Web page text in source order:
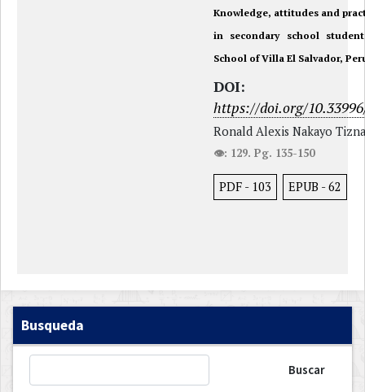
Knowledge, attitudes and
in secondary school
School of Villa El Salvador,
DOI:
https://doi.org/
Ronald Alexis Nakayo
👁: 129. Pg. 135-150
PDF - 103 EPUB -62
Busqueda
Buscar